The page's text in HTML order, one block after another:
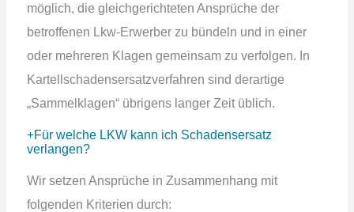
möglich, die gleichgerichteten Ansprüche der
betroffenen Lkw-Erwerber zu bündeln und in einer
oder mehreren Klagen gemeinsam zu verfolgen. In
Kartellschadensersatzverfahren sind derartige
„Sammelklagen“ übrigens langer Zeit üblich.
Für welche LKW kann ich Schadensersatz
verlangen?
Wir setzen Ansprüche in Zusammenhang mit
folgenden Kriterien durch: